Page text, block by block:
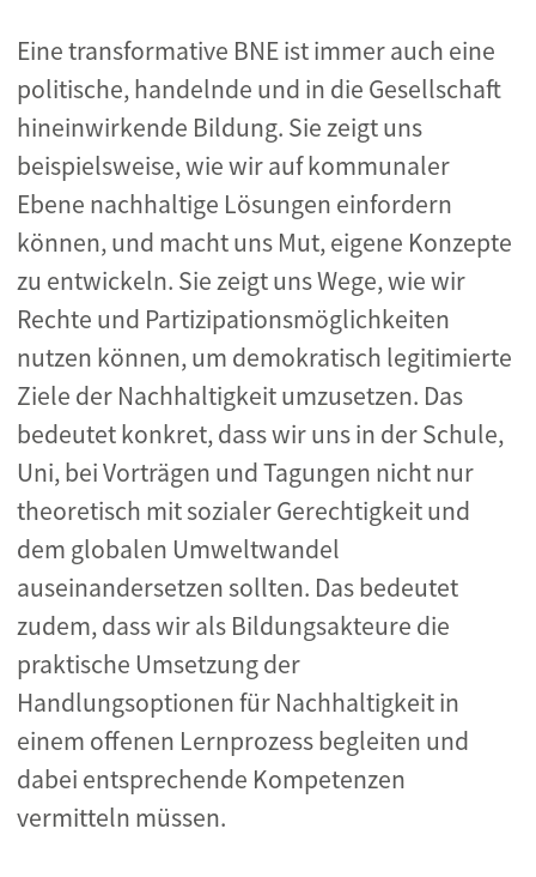
Eine transformative BNE ist immer auch eine
politische, handelnde und in die Gesellschaft
hineinwirkende Bildung. Sie zeigt uns
beispielsweise, wie wir auf kommunaler
Ebene nachhaltige Lösungen einfordern
können, und macht uns Mut, eigene Konzepte
zu entwickeln. Sie zeigt uns Wege, wie wir
Rechte und Partizipationsmöglichkeiten
nutzen können, um demokratisch legitimierte
Ziele der Nachhaltigkeit umzusetzen. Das
bedeutet konkret, dass wir uns in der Schule,
Uni, bei Vorträgen und Tagungen nicht nur
theoretisch mit sozialer Gerechtigkeit und
dem globalen Umweltwandel
auseinandersetzen sollten. Das bedeutet
zudem, dass wir als Bildungsakteure die
praktische Umsetzung der
Handlungsoptionen für Nachhaltigkeit in
einem offenen Lernprozess begleiten und
dabei entsprechende Kompetenzen
vermitteln müssen.